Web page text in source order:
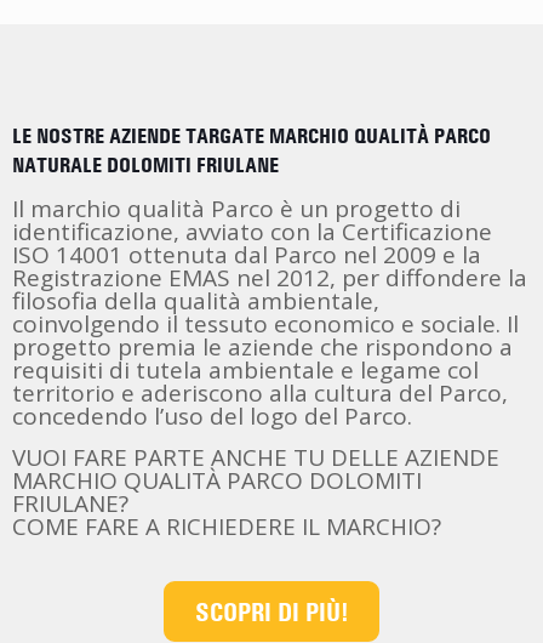
LE NOSTRE AZIENDE TARGATE MARCHIO QUALITÀ PARCO
NATURALE DOLOMITI FRIULANE
Il marchio qualità Parco è un progetto di
identificazione, avviato con la Certificazione
ISO 14001 ottenuta dal Parco nel 2009 e la
Registrazione EMAS nel 2012, per diffondere la
filosofia della qualità ambientale,
coinvolgendo il tessuto economico e sociale. Il
progetto premia le aziende che rispondono a
requisiti di tutela ambientale e legame col
territorio e aderiscono alla cultura del Parco,
concedendo l’uso del logo del Parco.
VUOI FARE PARTE ANCHE TU DELLE AZIENDE
MARCHIO QUALITÀ PARCO DOLOMITI
FRIULANE?
COME FARE A RICHIEDERE IL MARCHIO?
SCOPRI DI PIÙ!